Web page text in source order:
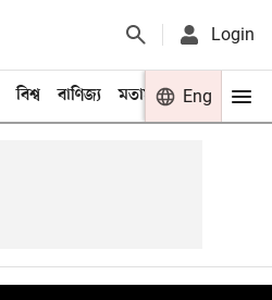
Login
বিশ্ব বাণিজ্য মতামত খেলা
Eng